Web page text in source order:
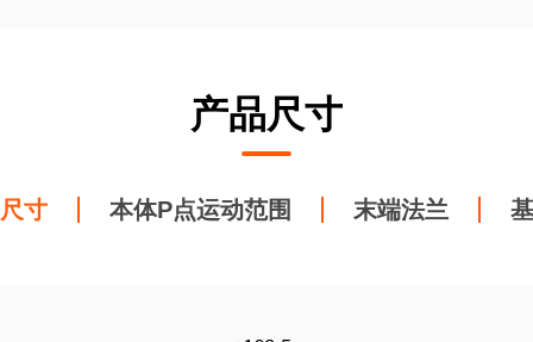
工作环境温度范围（°C）
产品尺寸
寸 本体P点运动范围 末端法兰